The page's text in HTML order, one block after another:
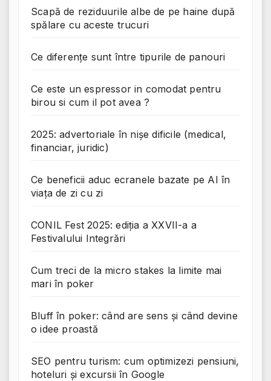
Scapă de reziduurile albe de pe haine după
spălare cu aceste trucuri
Ce diferențe sunt între tipurile de panouri
Ce este un espressor in comodat pentru
birou si cum il pot avea ?
2025: advertoriale în nișe dificile (medical,
financiar, juridic)
Ce beneficii aduc ecranele bazate pe AI în
viața de zi cu zi
CONIL Fest 2025: ediția a XXVII-a a
Festivalului Integrări
Cum treci de la micro stakes la limite mai
mari în poker
Bluff în poker: când are sens și când devine
o idee proastă
SEO pentru turism: cum optimizezi pensiuni,
hoteluri și excursii în Google